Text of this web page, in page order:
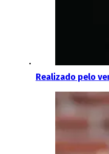
Realizado pelo